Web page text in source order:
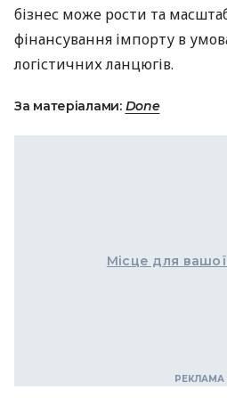
бізнес може рости та
фінансування імпорту в
логістичних ланцюгів.
За матеріалами: Done
Місце для